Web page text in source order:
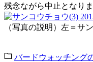
残念ながら中止となりま
（写真の説明）左＝サ
バードウォッチング